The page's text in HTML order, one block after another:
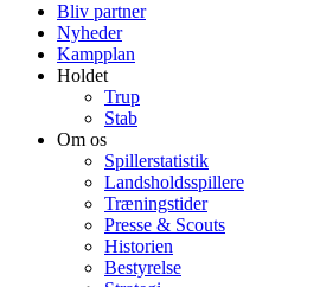
Bliv partner
Nyheder
Kampplan
Holdet
Trup
Stab
Om os
Spillerstatistik
Landsholdsspillere
Træningstider
Presse & Scouts
Historien
Bestyrelse